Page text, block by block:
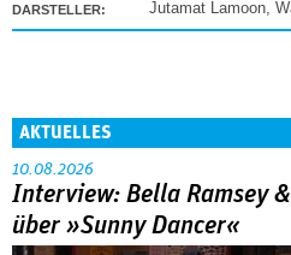
DARSTELLER: Jutamat Lamoon,
AKTUELLES
10.08.2026
Interview: Bella Ramsey
über »Sunny Dancer«